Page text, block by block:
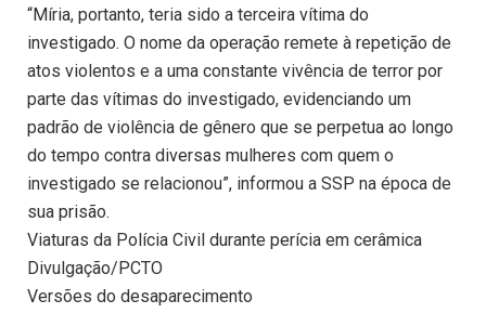
“Míria, portanto, teria sido a terceira vítima do
investigado. O nome da operação remete à repetição de
atos violentos e a uma constante vivência de terror por
parte das vítimas do investigado, evidenciando um
padrão de violência de gênero que se perpetua ao longo
do tempo contra diversas mulheres com quem o
investigado se relacionou”, informou a SSP na época de
sua prisão.
Viaturas da Polícia Civil durante perícia em cerâmica
Divulgação/PCTO
Versões do desaparecimento